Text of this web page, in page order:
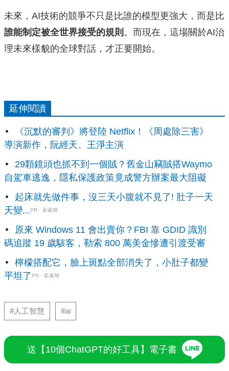
未來，AI技術的競爭不只是比誰的模型更強大，而是比
誰能制定被全世界接受的規則 。而現在，這場關於AI治
理未來樣貌的全球對話，才正要開始。
延伸閱讀
《沉默的審判》將登陸 Netflix！《周處除三害》
導演新作，阮經天、王淨主演
29顆鏡頭也抓不到一個賊？舊金山竊賊搭Waymo
自駕車逃逸，隱私保護政策竟成警方辦案最大阻礙
起床就先做件事，沒三天小腹就不見了! 肚子一天
天變...PR・新素簡
原來 Windows 11 會出賣你？FBI 靠 GDID 識別
碼追蹤 19 歲駭客，勒索 800 萬美金慘遭引渡受審
檸檬搭配它，臉上斑點全部消失了，小肚子都變
平坦了 PR・新素簡
#人工智慧 #ai
送【10個ChatGPT的好工具】電子書